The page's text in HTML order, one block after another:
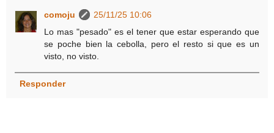
comoju
25/11/25 10:06
Lo mas "pesado" es el tener que estar esperando que
se poche bien la cebolla, pero el resto si que es un
visto, no visto.
Responder